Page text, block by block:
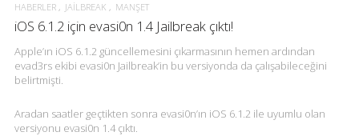
HABERLER JAILBREAK MANŞET
iOS 6.1.2 için evasi0n 1.4 Jailbreak çıktı!
Apple’ın iOS 6.1.2 güncellemesini çıkarmasının hemen ardından
evad3rs ekibi evasi0n Jailbreak’in bu versiyonda da çalışabileceğini
belirtmişti.
Aradan saatler geçtikten sonra evasi0n’ın iOS 6.1.2 ile uyumlu olan
versiyonu evasi0n 1.4 çıktı.